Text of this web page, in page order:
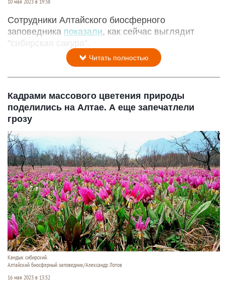
10 мая 2023 в 19:38
Сотрудники Алтайского биосферного
заповедника показали, как сейчас выглядит
"сибирская сакура".
Читать полностью
Кадрами массового цветения природы
поделились на Алтае. А еще запечатлели
грозу
Кандык сибирский.
Алтайский биосферный заповедник/Александр Лотов
16 мая 2023 в 13:52